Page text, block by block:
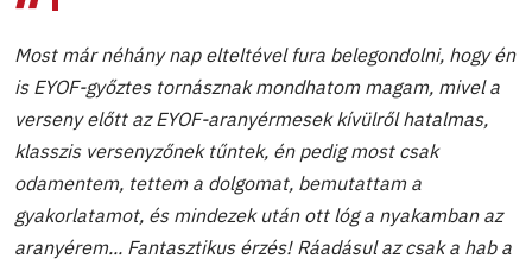
Most már néhány nap elteltével fura belegondolni, hogy én
is EYOF-győztes tornásznak mondhatom magam, mivel a
verseny előtt az EYOF-aranyérmesek kívülről hatalmas,
klasszis versenyzőnek tűntek, én pedig most csak
odamentem, tettem a dolgomat, bemutattam a
gyakorlatamot, és mindezek után ott lóg a nyakamban az
aranyérem... Fantasztikus érzés! Ráadásul az csak a hab a